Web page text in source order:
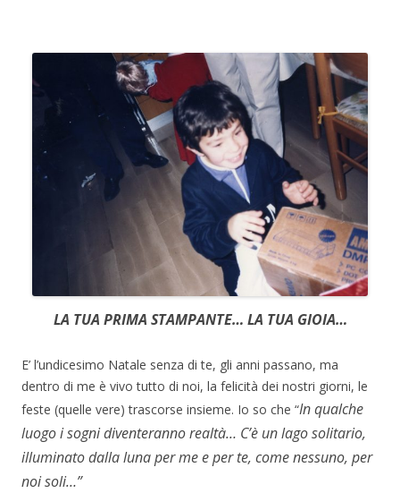
LA TUA PRIMA STAMPANTE… LA TUA GIOIA…
E’ l’undicesimo Natale senza di te, gli anni passano, ma
dentro di me è vivo tutto di noi, la felicità dei nostri giorni, le
feste (quelle vere) trascorse insieme. Io so che “In qualche
luogo i sogni diventeranno realtà… C’è un lago solitario,
illuminato dalla luna per me e per te, come nessuno, per
noi soli…”